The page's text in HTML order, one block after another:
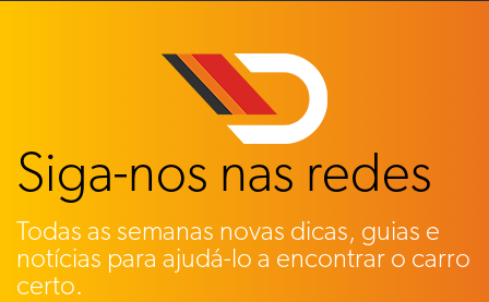
Siga-nos nas redes
Todas as semanas novas dicas, guias e
notícias para ajudá-lo a encontrar o carro
certo.